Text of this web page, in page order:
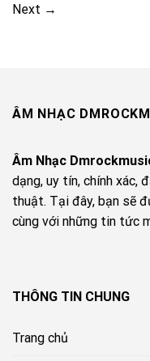
Next →
ÂM NHẠC
Âm Nhạc
dạng, uy tín, chính xác,
thuật. Tại đây, bạn sẽ
cùng với những tin tức
THÔNG TIN CHUNG
Trang chủ